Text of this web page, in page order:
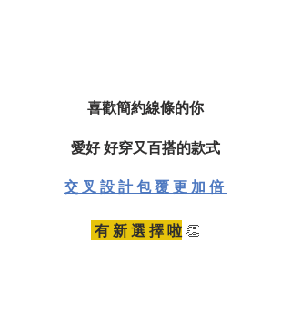
喜歡簡約線條的你
愛好 好穿又百搭的款式
交 叉 設 計 包 覆 更 加 倍
有 新 選 擇 啦 👏